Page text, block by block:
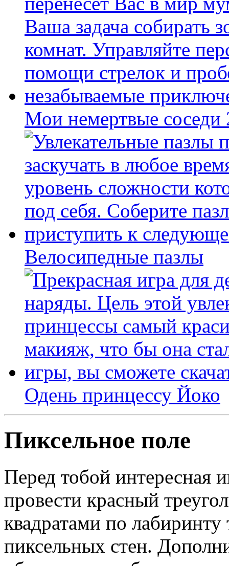
Мои немертвые
Велосипедные пазлы
Одень принцессу Йоко
Пиксельное поле
Перед тобой интересная
провести красный
квадратами по
пиксельных стен.